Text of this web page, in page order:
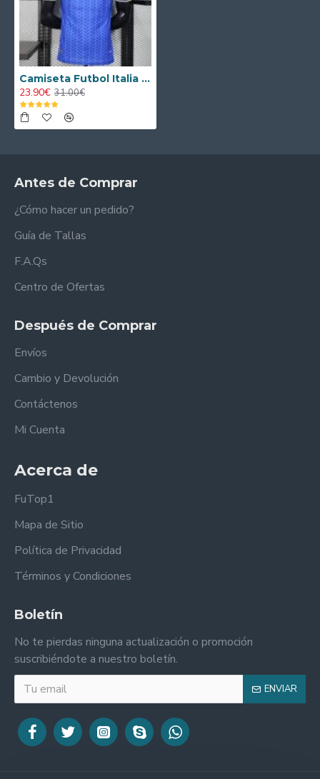
Camiseta Futbol Italia 2026 Versión Jugador Azul
23.90€ 31.00€
Antes de Comprar
¿Cómo hacer un pedido?
Guía de Tallas
F.A.Qs
Centro de Ofertas
Después de Comprar
Envíos
Cambio y Devolución
Contáctenos
Mi Cuenta
Acerca de
FuTop1
Mapa de Sitio
Política de Privacidad
Términos y Condiciones
Boletín
No te pierdas ninguna actualización o promoción
suscribiéndote a nuestro boletín.
ENVIAR